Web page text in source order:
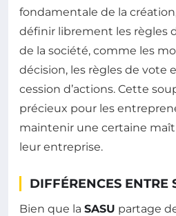
fondamentale de la
définir librement les règles
de la société, comme les
décision, les règles de vote
cession d’actions. Cette
précieux pour les
maintenir une certaine
leur entreprise.
DIFFÉRENCES ENTRE
Bien que la SASU partage